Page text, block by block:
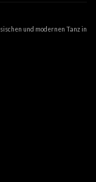
und modernen Tanz in